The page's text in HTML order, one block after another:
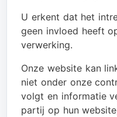
U erkent dat het
geen invloed heeft
verwerking.
Onze website kan
niet onder onze
volgt en informatie
partij op hun